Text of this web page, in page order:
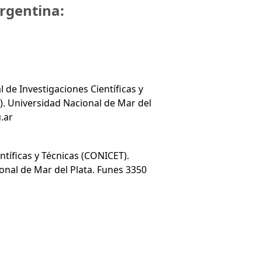
Investigaciones Científicas y
Universidad Nacional de Mar del
y Técnicas (CONICET).
de Mar del Plata. Funes 3350